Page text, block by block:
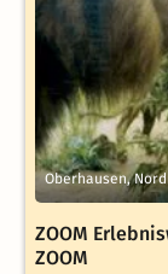
Oberhausen,
ZOOM
ZOOM